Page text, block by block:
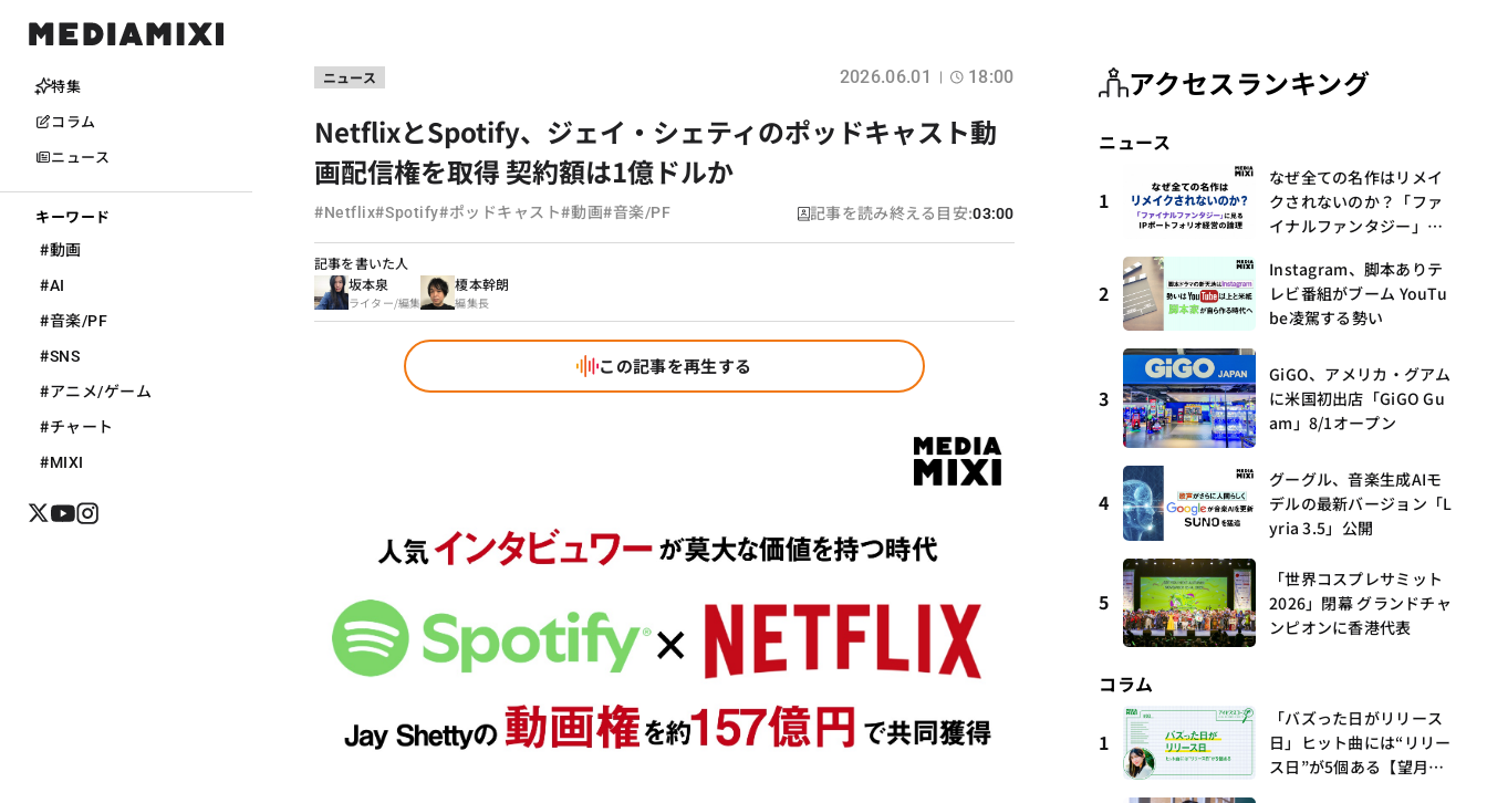
特集
コラム
ニュース
キーワード
#動画
#AI
#音楽/PF
#SNS
#アニメ/ゲーム
#チャート
#MIXI
ニュース 2026.06.01 18:00
NetflixとSpotify、ジェイ・シェティのポッドキャスト動
画配信権を取得 契約額は1億ドルか
#Netflix#Spotify#ポッドキャスト#動画#音楽/PF 記事を読み終える目安:03:00
記事を書いた人
坂本泉
ライター/編集
榎本幹朗
編集長
この記事を再生する
アクセスランキング
ニュース
1
なぜ全ての名作はリメイ
クされないのか？「ファ
イナルファンタジー」に
営の論理
2
Instagram、脚本ありテ
レビ番組がブーム YouTu
be凌駕する勢い
3
GiGO、アメリカ・グアム
に米国初出店「GiGO Gu
am」8/1オープン
4
グーグル、音楽生成AIモ
デルの最新バージョン「L
yria 3.5」公開
5
「世界コスプレサミット
2026」閉幕 グランドチャ
ンピオンに香港代表
コラム
1
「バズった日がリリース
日」ヒット曲には“リリー
ス日”が5個ある【望月優